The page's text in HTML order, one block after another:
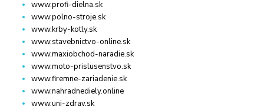
www.profi-dielna.sk
www.polno-stroje.sk
www.krby-kotly.sk
www.stavebnictvo-online.sk
www.maxiobchod-naradie.sk
www.moto-prislusenstvo.sk
www.firemne-zariadenie.sk
www.nahradnediely.online
www.uni-zdrav.sk